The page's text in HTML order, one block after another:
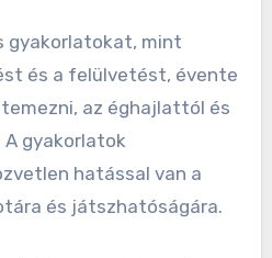
gyakorlatokat, mint
és a felülvetést, évente
az éghajlattól és
gyakorlatok
hatással van a
és játszhatóságára.